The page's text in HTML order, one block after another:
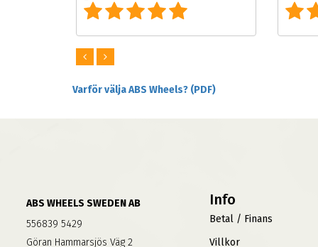
Varför välja ABS Wheels? (PDF)
ABS WHEELS SWEDEN AB
556839 5429
Göran Hammarsjös Väg 2
Info
Betal / Finans
Villkor